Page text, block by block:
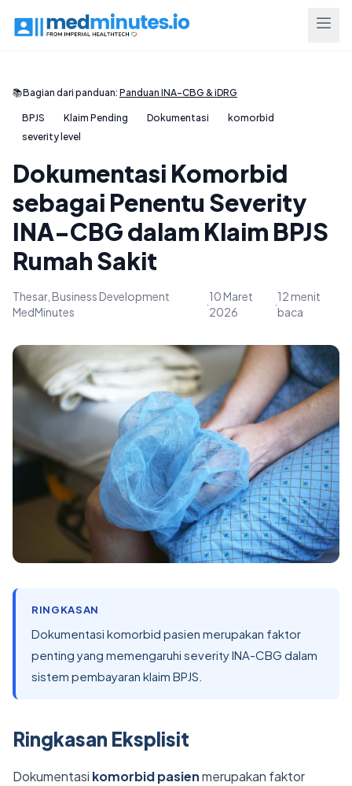
📚Bagian dari panduan: Panduan INA-CBG & iDRG
BPJS Klaim Pending Dokumentasi
komorbid
severity level
Dokumentasi Komorbid
sebagai Penentu Severity
INA-CBG dalam Klaim BPJS
Rumah Sakit
Thesar, Business Development
MedMinutes
·
10 Maret
2026
·
12 menit
baca
RINGKASAN
Dokumentasi komorbid pasien merupakan faktor
penting yang memengaruhi severity INA-CBG dalam
sistem pembayaran klaim BPJS.
Ringkasan Eksplisit
Dokumentasi komorbid pasienmerupakan faktor